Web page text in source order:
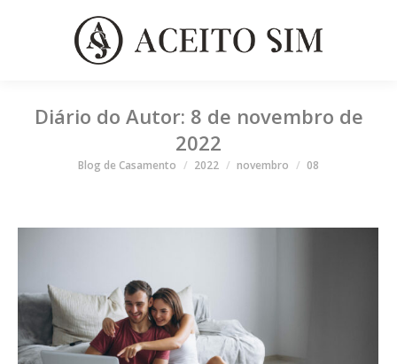
Diário do Autor: 8 de novembro de
2022
Você está aqui
Blog de Casamento 2022 novembro 08